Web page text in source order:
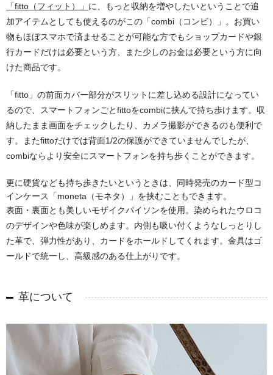
「fitto（フィット）」 に、もっと収納を増やしたいということで追
加アイテムとしても使えるのがこの「combi（コンビ）」。お買い
物もほぼスマホで済ませることが可能な方でもショップカードや銀
行カードだけは必要という方、また少しのお金は必要という方に向
けた商品です。
「fitto」の前面カバー部分がスリットに差し込める設計になってい
るので、スマートフォンごとfittoをcombiに挟んで持ち歩けます。収
納したまま画面をチェックしたり、カメラ撮影ができるのも便利で
す。またfittoだけでは背面1/2の保護ができていませんでしたが、
combiならより安全にスマートフォンを持ち歩くことができます。
更に硬貨なども持ち歩きたいというときは、同時発売のカード型コ
インケース「moneta（モネタ）」を挟むこともできます。
表面・裏面とも美しいモザイクパイソンを使用。染められたウロコ
のデザインや色味が楽しめます。内側も吸い付くようなしっとりし
た革で、弾力性があり、カードをホールドしてくれます。金具はゴ
ールドで統一し、高級感のある仕上がりです。
革について